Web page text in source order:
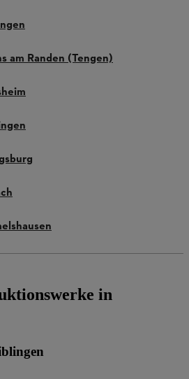
am Randen (Tengen)
in